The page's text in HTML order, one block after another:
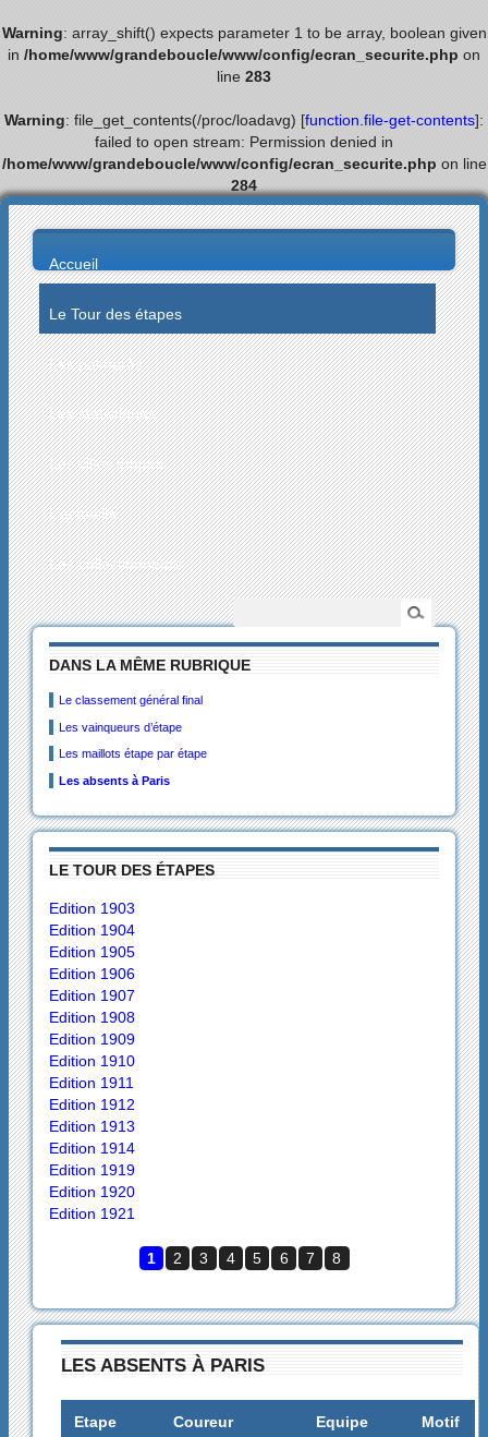
Warning: array_shift() expects parameter 1 to be array, boolean given
in /home/www/grandeboucle/www/config/ecran_securite.php on
line 283
Warning: file_get_contents(/proc/loadavg) [function.file-get-contents]:
failed to open stream: Permission denied in
/home/www/grandeboucle/www/config/ecran_securite.php on line
284
Accueil
Le Tour des étapes
Les palmarès
Les statistiques
Les villes étapes
L’actualité
Les collectionneurs
DANS LA MÊME RUBRIQUE
Le classement général final
Les vainqueurs d’étape
Les maillots étape par étape
Les absents à Paris
LE TOUR DES ÉTAPES
Edition 1903
Edition 1904
Edition 1905
Edition 1906
Edition 1907
Edition 1908
Edition 1909
Edition 1910
Edition 1911
Edition 1912
Edition 1913
Edition 1914
Edition 1919
Edition 1920
Edition 1921
1 2 3 4 5 6 7 8
LES ABSENTS À PARIS
Etape Coureur Equipe Motif